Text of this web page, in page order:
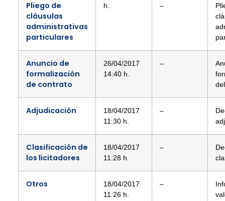
Pliego de
cláusulas
administrativas
particulares
h. –
Anuncio de
formalización
de contrato
26/04/2017
14:40 h.
–
Adjudicación
18/04/2017
11:30 h.
–
Clasificación de
los licitadores
18/04/2017
11:28 h.
–
Otros
18/04/2017
11:26 h.
–